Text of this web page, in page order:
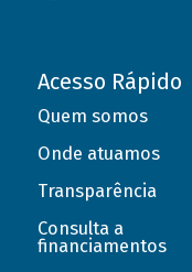
Acesso Rápido
Quem somos
Onde atuamos
Transparência
Consulta a
financiamentos